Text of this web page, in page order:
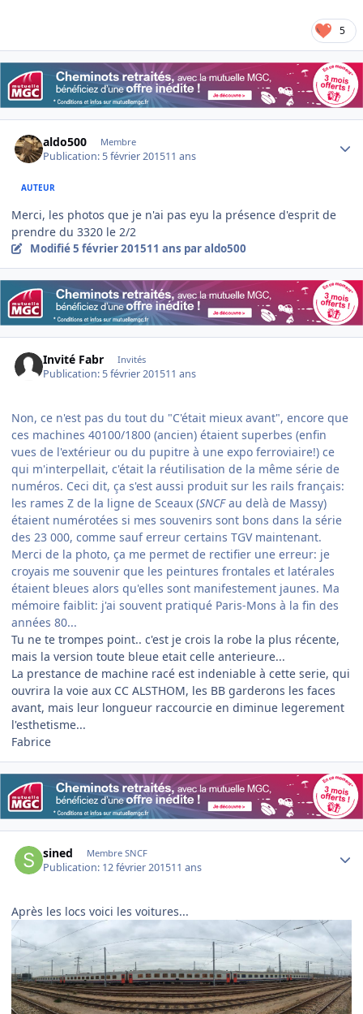
5
aldo500 Membre
Publication: 5 février 201511 ans
AUTEUR
Merci, les photos que je n'ai pas eyu la présence d'esprit de
prendre du 3320 le 2/2
Modifié5 février 201511 ans par aldo500
Invité Fabr Invités
Publication: 5 février 201511 ans
Non, ce n'est pas du tout du "C'était mieux avant", encore que
ces machines 40100/1800 (ancien) étaient superbes (enfin
vues de l'extérieur ou du pupitre à une expo ferroviaire!) ce
qui m'interpellait, c'était la réutilisation de la même série de
numéros. Ceci dit, ça s'est aussi produit sur les rails français:
les rames Z de la ligne de Sceaux (SNCFau delà de Massy)
étaient numérotées si mes souvenirs sont bons dans la série
des 23 000, comme sauf erreur certains TGV maintenant.
Merci de la photo, ça me permet de rectifier une erreur: je
croyais me souvenir que les peintures frontales et latérales
étaient bleues alors qu'elles sont manifestement jaunes. Ma
mémoire faiblit: j'ai souvent pratiqué Paris-Mons à la fin des
années 80...
Tu ne te trompes point.. c'est je crois la robe la plus récente,
mais la version toute bleue etait celle anterieure...
La prestance de machine racé est indeniable à cette serie, qui
ouvrira la voie aux CC ALSTHOM, les BB garderons les faces
avant, mais leur longueur raccourcie en diminue legerement
l'esthetisme...
Fabrice
sined Membre SNCF
Publication: 12 février 201511 ans
Après les locs voici les voitures...